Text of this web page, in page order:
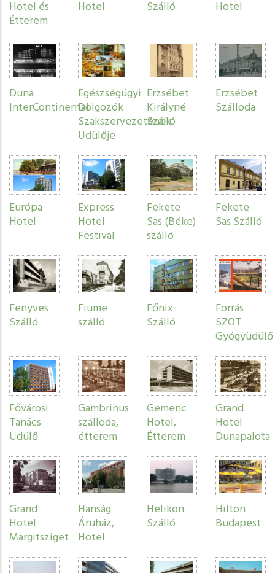
Hotel és
Étterem
Hotel Szálló Hotel
Duna
InterContinental
Egészségügyi
Dolgozók
Szakszervezetének
Üdülője
Erzsébet
Királyné
Szálló
Erzsébet
Szálloda
Európa
Hotel
Express
Hotel
Festival
Fekete
Sas (Béke)
szálló
Fekete
Sas Szálló
Fenyves
Szálló
Fiume
szálló
Főnix
Szálló
Forrás
SZOT
Gyógyüdülő
Fővárosi
Tanács
Üdülő
Gambrinus
szálloda,
étterem
Gemenc
Hotel,
Étterem
Grand
Hotel
Dunapalota
Grand
Hotel
Margitsziget
Hanság
Áruház,
Hotel
Helikon
Szálló
Hilton
Budapest